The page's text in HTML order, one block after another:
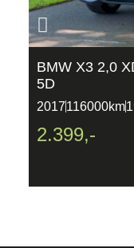
BMW X3 2,0
5D
2017116000km
2.399,-